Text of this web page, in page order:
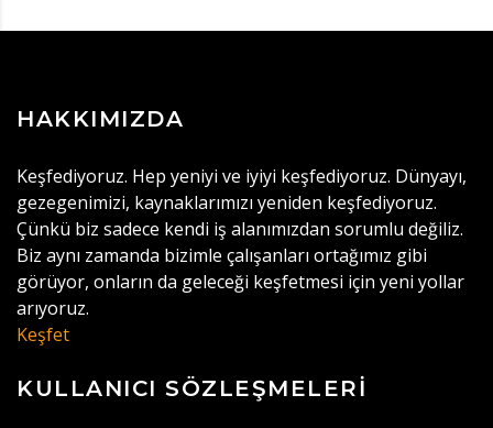
HAKKIMIZDA
Keşfediyoruz. Hep yeniyi ve iyiyi keşfediyoruz. Dünyayı,
gezegenimizi, kaynaklarımızı yeniden keşfediyoruz.
Çünkü biz sadece kendi iş alanımızdan sorumlu değiliz.
Biz aynı zamanda bizimle çalışanları ortağımız gibi
görüyor, onların da geleceği keşfetmesi için yeni yollar
arıyoruz.
Keşfet
KULLANICI SÖZLEŞMELERI